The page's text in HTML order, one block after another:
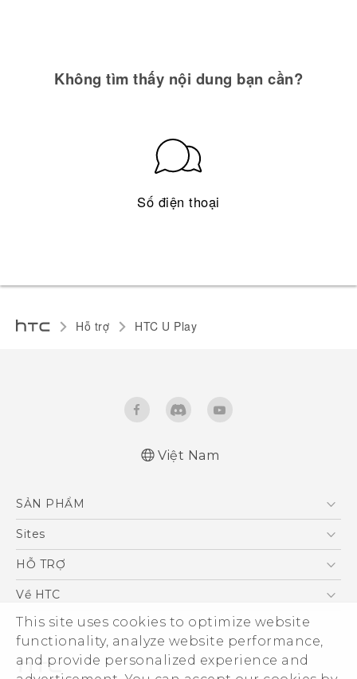
This site uses cookies to optimize website
functionality, analyze website performance,
and provide personalized experience and
Không tìm thấy nội dung bạn cần?
Số điện thoại
Hỗ trợ HTC U Play‎
Việt Nam
SẢN PHẨM
5G
Điện Thoại Thông Minh
VIVE
Sites
HTC Dev
HỖ TRỢ
Trung tâm hỗ trợ
Hỗ trợ bảo hành HTC
Về HTC
ESG
Nhà đầu tư
Làm việc tại HTC